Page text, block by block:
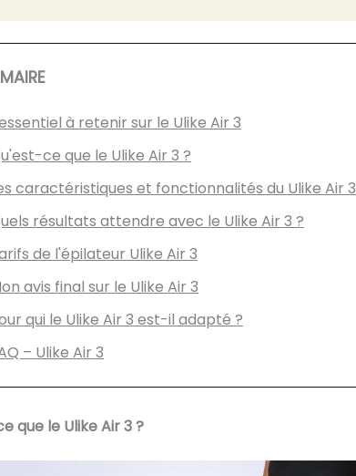
à retenir sur le Ulike Air 3
ce que le Ulike Air 3 ?
caractéristiques et fonctionnalités du Ulike Air 3
résultats attendre avec le Ulike Air 3 ?
de l'épilateur Ulike Air 3
avis final sur le Ulike Air 3
qui le Ulike Air 3 est-il adapté ?
– Ulike Air 3
que le Ulike Air 3 ?